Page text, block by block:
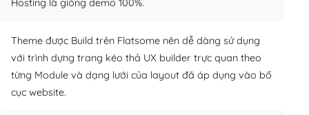
Hosting là giống demo 100%.
Theme được Build trên Flatsome nên dễ dàng sử dụng
với trình dựng trang kéo thả UX builder trực quan theo
từng Module và dạng lưới của layout đã áp dụng vào bố
cục website.